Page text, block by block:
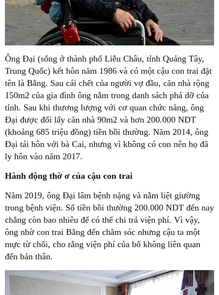
Ông Đại (sống ở thành phố Liễu Châu, tỉnh Quảng Tây,
Trung Quốc) kết hôn năm 1986 và có một cậu con trai đặt
tên là Bằng. Sau cái chết của người vợ đầu, căn nhà rộng
150m2 của gia đình ông nằm trong danh sách phá dỡ của
tỉnh. Sau khi thương lượng với cơ quan chức năng, ông
Đại được đổi lấy căn nhà 90m2 và hơn 200.000 NDT
(khoảng 685 triệu đồng) tiền bồi thường. Năm 2014, ông
Đại tái hôn với bà Cai, nhưng vì không có con nên họ đã
ly hôn vào năm 2017.
Hành động thờ ơ của cậu con trai
Năm 2019, ông Đại lâm bệnh nặng và nằm liệt giường
trong bệnh viện. Số tiền bồi thường 200.000 NDT đến nay
chẳng còn bao nhiêu để có thể chi trả viện phí. Vì vậy,
ông nhờ con trai Bằng đến chăm sóc nhưng cậu ta một
mực từ chối, cho rằng viện phí của bố không liên quan
đến bản thân.